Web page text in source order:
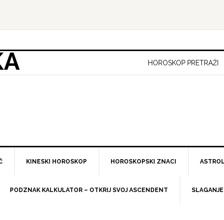
HOROSKOP PRETRAŽI
KINESKI HOROSKOP HOROSKOPSKI ZNACI
PODZNAK KALKULATOR – OTKRIJ SVOJ ASCENDENT